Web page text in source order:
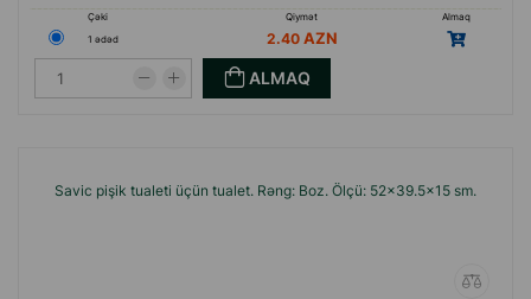
Çəki Qiymət
Almaq
1 ədəd
2.40
ALMAQ
Savic pişik tualeti üçün tualet. Rəng: Boz. Ölçü: 52x39.5x15 sm.